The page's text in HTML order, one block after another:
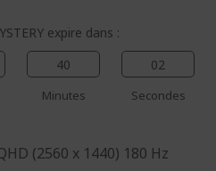
expire dans :
40
Minutes
02
Secondes
(2560 x 1440) 180 Hz